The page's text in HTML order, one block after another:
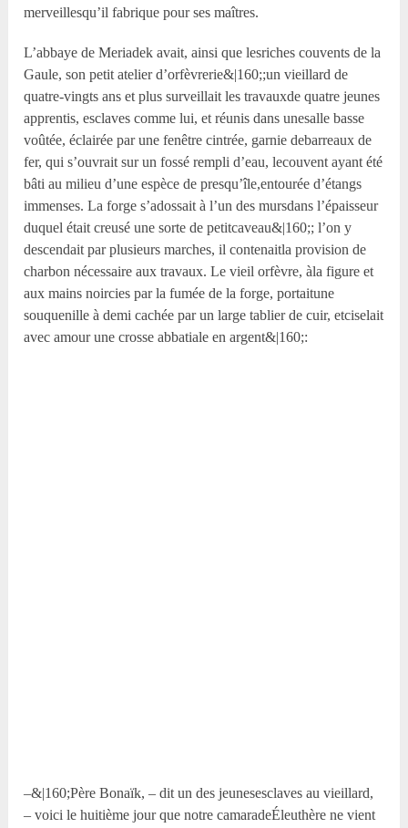
merveillesqu’il fabrique pour ses maîtres.
L’abbaye de Meriadek avait, ainsi que lesriches couvents de la
Gaule, son petit atelier d’orfèvrerie&|160;;un vieillard de
quatre-vingts ans et plus surveillait les travauxde quatre jeunes
apprentis, esclaves comme lui, et réunis dans unesalle basse
voûtée, éclairée par une fenêtre cintrée, garnie debarreaux de
fer, qui s’ouvrait sur un fossé rempli d’eau, lecouvent ayant été
bâti au milieu d’une espèce de presqu’île,entourée d’étangs
immenses. La forge s’adossait à l’un des mursdans l’épaisseur
duquel était creusé une sorte de petitcaveau&|160;; l’on y
descendait par plusieurs marches, il contenaitla provision de
charbon nécessaire aux travaux. Le vieil orfèvre, àla figure et
aux mains noircies par la fumée de la forge, portaitune
souquenille à demi cachée par un large tablier de cuir, etciselait
avec amour une crosse abbatiale en argent&|160;:
–&|160;Père Bonaïk, – dit un des jeunesesclaves au vieillard,
– voici le huitième jour que notre camaradeÉleuthère ne vient